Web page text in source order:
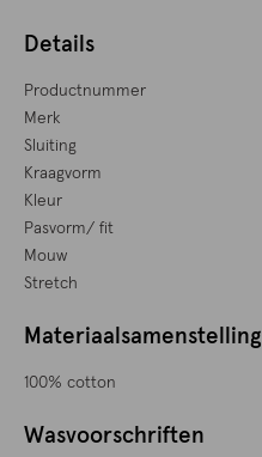
Details
Productnummer
Merk
Sluiting
Kraagvorm
Kleur
Pasvorm/ fit
Mouw
Stretch
Materiaalsamenstelling
100% cotton
Wasvoorschriften